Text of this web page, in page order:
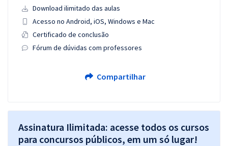
Download ilimitado das aulas
Acesso no Android, iOS, Windows e Mac
Certificado de conclusão
Fórum de dúvidas com professores
Compartilhar
Assinatura Ilimitada: acesse todos os cursos
para concursos públicos, em um só lugar!